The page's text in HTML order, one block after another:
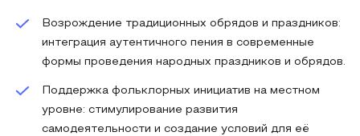
Возрождение традиционных обрядов и праздников:
интеграция аутентичного пения в современные
формы проведения народных праздников и обрядов.
Поддержка фольклорных инициатив на местном
уровне: стимулирование развития
самодеятельности и создание условий для её